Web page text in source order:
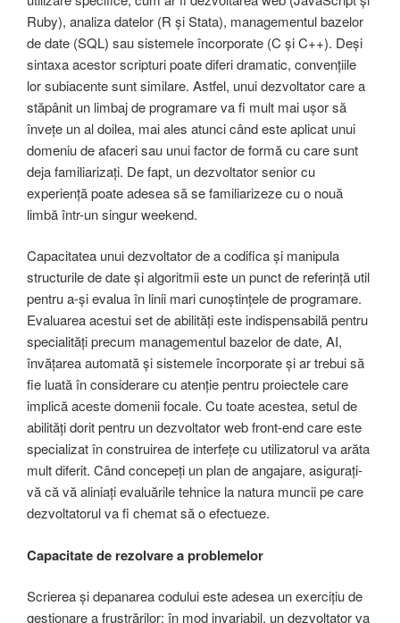
Ruby), analiza datelor (R și Stata), managementul bazelor
de date (SQL) sau sistemele încorporate (C și C++). Deși
sintaxa acestor scripturi poate diferi dramatic, convențiile
lor subiacente sunt similare. Astfel, unui dezvoltator care a
stăpânit un limbaj de programare va fi mult mai ușor să
învețe un al doilea, mai ales atunci când este aplicat unui
domeniu de afaceri sau unui factor de formă cu care sunt
deja familiarizați. De fapt, un dezvoltator senior cu
experiență poate adesea să se familiarizeze cu o nouă
limbă într-un singur weekend.
Capacitatea unui dezvoltator de a codifica și manipula
structurile de date și algoritmii este un punct de referință util
pentru a-și evalua în linii mari cunoștințele de programare.
Evaluarea acestui set de abilități este indispensabilă pentru
specialități precum managementul bazelor de date, AI,
învățarea automată și sistemele încorporate și ar trebui să
fie luată în considerare cu atenție pentru proiectele care
implică aceste domenii focale. Cu toate acestea, setul de
abilități dorit pentru un dezvoltator web front-end care este
specializat în construirea de interfețe cu utilizatorul va arăta
mult diferit. Când concepeți un plan de angajare, asigurați-
vă că vă aliniați evaluările tehnice la natura muncii pe care
dezvoltatorul va fi chemat să o efectueze.
Capacitatede rezolvare a problemelor
Scrierea și depanarea codului este adesea un exercițiu de
gestionare a frustrărilor: în mod invariabil, un dezvoltator va